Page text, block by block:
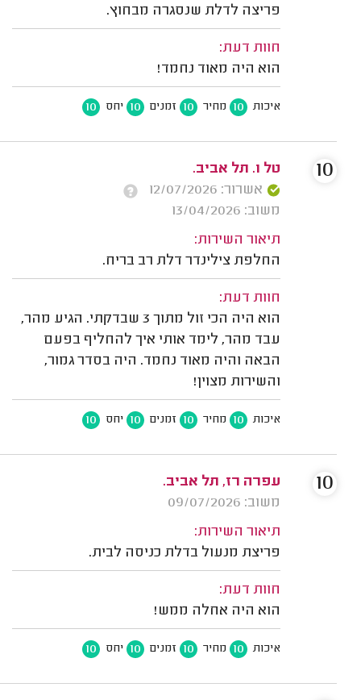
פריצה לדלת שנסגרה מבחוץ.
חוות דעת:
הוא היה מאוד נחמד!
איכות 10 מחיר 10 זמנים 10 יחס 10
טל ו. תל אביב.
אשרור: 12/07/2026
משוב: 13/04/2026
תיאור השירות:
החלפת צילינדר דלת רב בריח.
חוות דעת:
הוא היה הכי זול מתוך 3 שבדקתי. הגיע מהר,
עבד מהר, לימד אותי איך להחליף בפעם
הבאה והיה מאוד נחמד. היה בסדר גמור,
והשירות מצוין!
איכות 10 מחיר 10 זמנים 10 יחס 10
10
עפרה רז, תל אביב.
משוב: 09/07/2026
תיאור השירות:
פריצת מנעול בדלת כניסה לבית.
חוות דעת:
הוא היה אחלה ממש!
איכות 10 מחיר 10 זמנים 10 יחס 10
10